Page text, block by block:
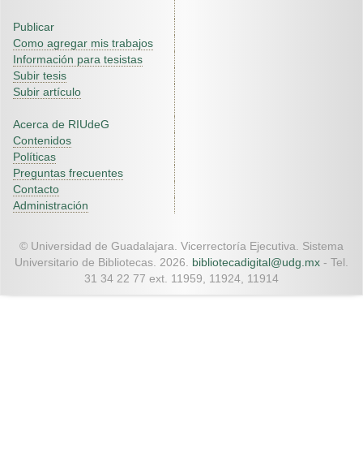
Publicar
Como agregar mis trabajos
Información para tesistas
Subir tesis
Subir artículo
Acerca de RIUdeG
Contenidos
Políticas
Preguntas frecuentes
Contacto
Administración
© Universidad de Guadalajara. Vicerrectoría Ejecutiva. Sistema
Universitario de Bibliotecas. 2026. bibliotecadigital@udg.mx - Tel.
31 34 22 77 ext. 11959, 11924, 11914